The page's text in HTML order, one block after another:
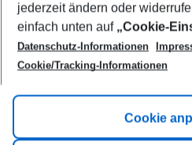
Footer
Footer navigation
Title A
Link A
jederzeit ändern oder
einfach unten auf „Cookie-
Datenschutz-Informationen
Cookie/Tracking-Informationen
Cookie